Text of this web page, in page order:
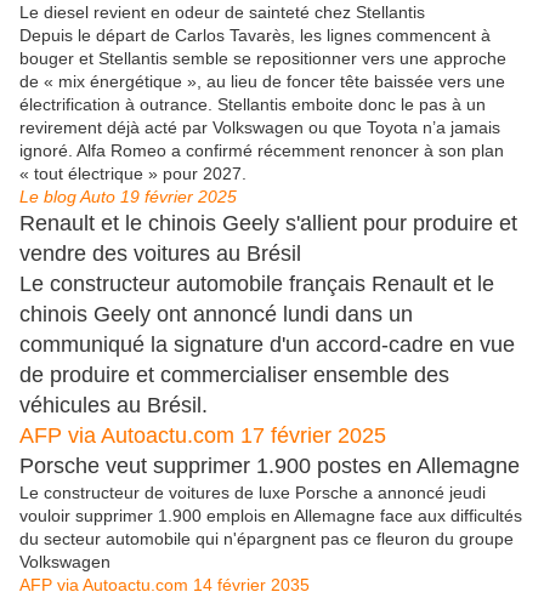
Le diesel revient en odeur de sainteté chez Stellantis
Depuis le départ de Carlos Tavarès, les lignes commencent à
bouger et Stellantis semble se repositionner vers une approche
de « mix énergétique », au lieu de foncer tête baissée vers une
électrification à outrance. Stellantis emboite donc le pas à un
revirement déjà acté par Volkswagen ou que Toyota n’a jamais
ignoré. Alfa Romeo a confirmé récemment renoncer à son plan
« tout électrique » pour 2027.
Le blog Auto 19 février 2025
Renault et le chinois Geely s'allient pour produire et
vendre des voitures au Brésil
Le constructeur automobile français Renault et le
chinois Geely ont annoncé lundi dans un
communiqué la signature d'un accord-cadre en vue
de produire et commercialiser ensemble des
véhicules au Brésil.
AFP via Autoactu.com 17 février 2025
Porsche veut supprimer 1.900 postes en Allemagne
Le constructeur de voitures de luxe Porsche a annoncé jeudi
vouloir supprimer 1.900 emplois en Allemagne face aux difficultés
du secteur automobile qui n'épargnent pas ce fleuron du groupe
Volkswagen
AFP via Autoactu.com 14 février 2035